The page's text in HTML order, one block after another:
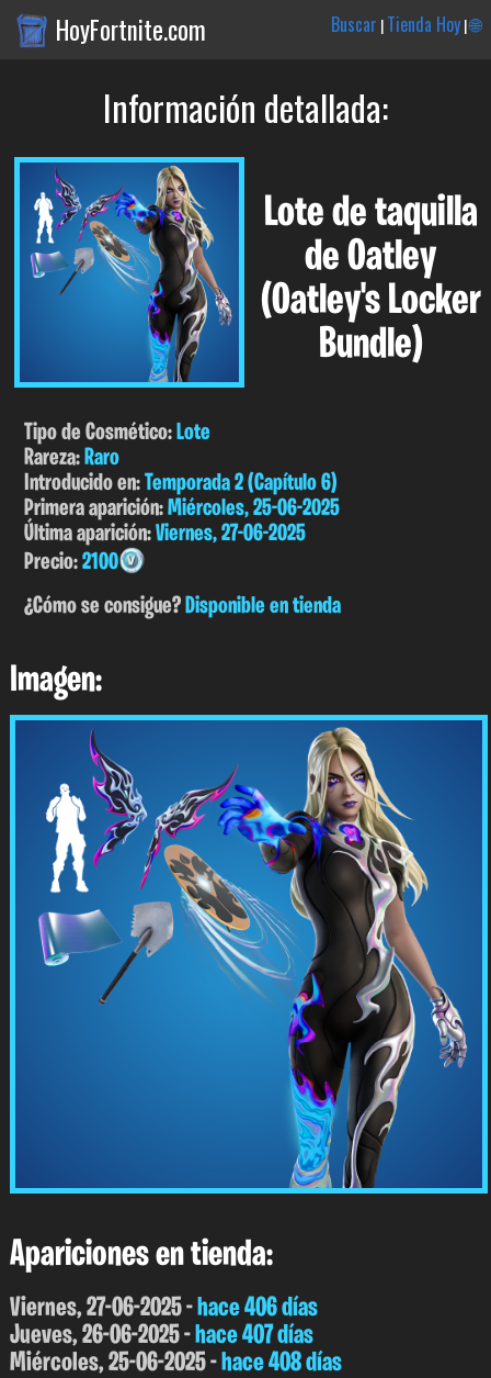
HoyFortnite.com Buscar |Tienda Hoy|🌐
Información detallada:
Lote de taquilla
de Oatley
(Oatley's Locker
Bundle)
Tipo de Cosmético:Lote
Rareza:Raro
Introducido en:Temporada 2 (Capítulo 6)
Primera aparición:Miércoles, 25-06-2025
Última aparición:Viernes, 27-06-2025
Precio:2100
¿Cómo se consigue?Disponible en tienda
Imagen:
Apariciones en tienda:
Viernes, 27-06-2025 -hace 406 días
Jueves, 26-06-2025 -hace 407 días
Miércoles, 25-06-2025 -hace 408 días